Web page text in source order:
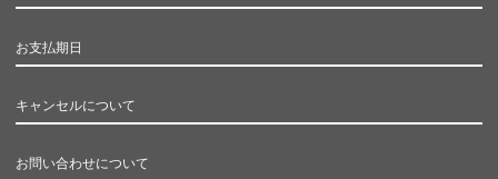
お支払期日
キャンセルについて
お問い合わせについて